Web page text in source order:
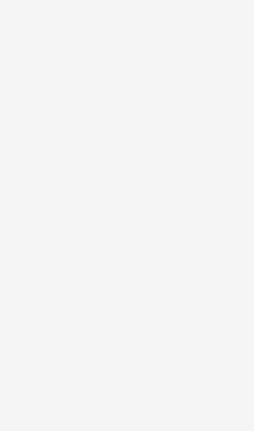
городов-миллионников, где в 2,5 раза